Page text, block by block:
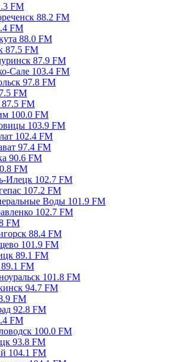
FM
88.2 FM
FM
88.0 FM
87.5 FM
87.9 FM
Сале 103.4 FM
97.8 FM
FM
FM
100.0 FM
103.9 FM
102.4 FM
97.4 FM
90.6 FM
FM
Илецк 102.7 FM
107.2 FM
Воды 101.9 FM
102.7 FM
FM
88.4 FM
101.9 FM
89.1 FM
FM
101.8 FM
94.7 FM
FM
92.8 FM
FM
100.0 FM
93.8 FM
104.1 FM